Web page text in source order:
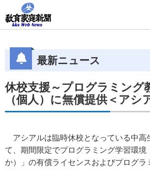
最新ニュース
休校支援～プログラミング
（個人）に無償提供＜アシ
アシアルは臨時休校となっている中高
て、期間限定でプログラミング学習環境
か）」の有償ライセンスおよびプログラ